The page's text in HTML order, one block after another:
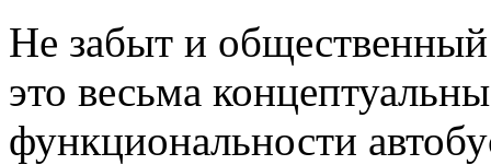
Не забыт и
это весьма
функциональности